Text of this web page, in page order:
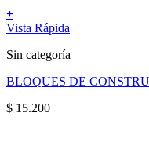
+
Vista Rápida
Sin categoría
BLOQUES DE
$ 15.200